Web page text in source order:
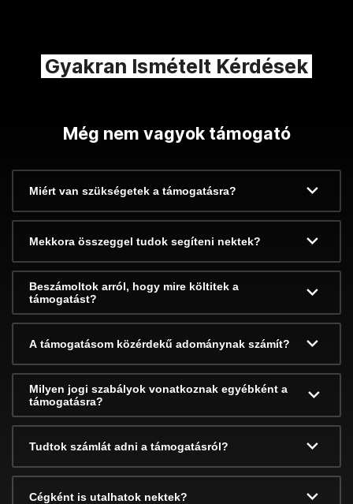
Gyakran Ismételt Kérdések
Még nem vagyok támogató
Miért van szükségetek a támogatásra?
Mekkora összeggel tudok segíteni nektek?
Beszámoltok arról, hogy mire költitek a
támogatást?
A támogatásom közérdekű adománynak számít?
Milyen jogi szabályok vonatkoznak egyébként a
támogatásra?
Tudtok számlát adni a támogatásról?
Cégként is utalhatok nektek?